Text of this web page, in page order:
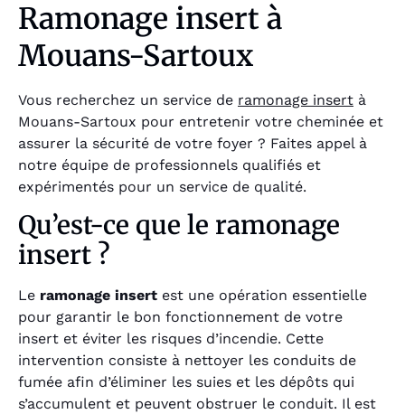
Ramonage insert à
Mouans-Sartoux
Vous recherchez un service de ramonage insert à
Mouans-Sartoux pour entretenir votre cheminée et
assurer la sécurité de votre foyer ? Faites appel à
notre équipe de professionnels qualifiés et
expérimentés pour un service de qualité.
Qu’est-ce que le ramonage
insert ?
Le ramonage insert est une opération essentielle
pour garantir le bon fonctionnement de votre
insert et éviter les risques d’incendie. Cette
intervention consiste à nettoyer les conduits de
fumée afin d’éliminer les suies et les dépôts qui
s’accumulent et peuvent obstruer le conduit. Il est